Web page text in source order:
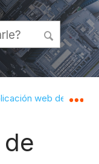
global
web de